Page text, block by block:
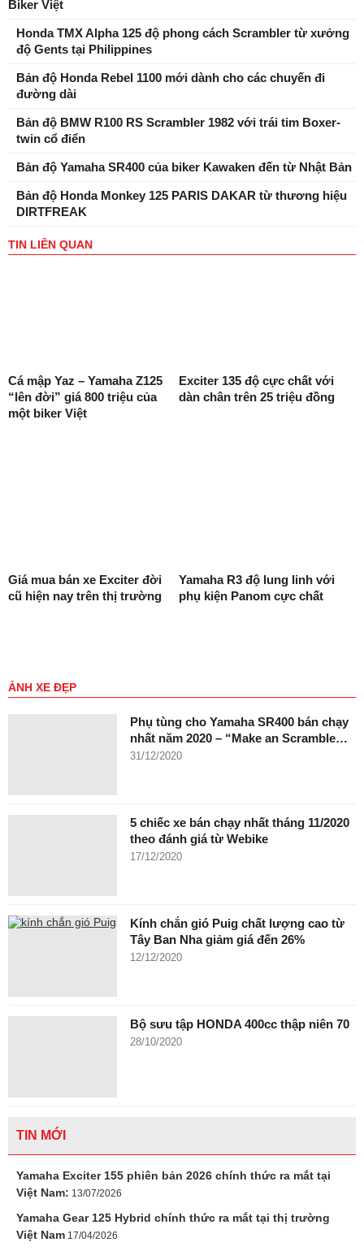
Biker Việt
Honda TMX Alpha 125 độ phong cách Scrambler từ xưởng
độ Gents tại Philippines
Bản độ Honda Rebel 1100 mới dành cho các chuyến đi
đường dài
Bản độ BMW R100 RS Scrambler 1982 với trái tim Boxer-
twin cổ điển
Bản độ Yamaha SR400 của biker Kawaken đến từ Nhật Bản
Bản độ Honda Monkey 125 PARIS DAKAR từ thương hiệu
DIRTFREAK
TIN LIÊN QUAN
Cá mập Yaz – Yamaha Z125
“lên đời” giá 800 triệu của
một biker Việt
Exciter 135 độ cực chất với
dàn chân trên 25 triệu đồng
Giá mua bán xe Exciter đời
cũ hiện nay trên thị trường
Yamaha R3 độ lung linh với
phụ kiện Panom cực chất
ẢNH XE ĐẸP
Phụ tùng cho Yamaha SR400 bán chạy
nhất năm 2020 – “Make an Scramble…
31/12/2020
5 chiếc xe bán chạy nhất tháng 11/2020
theo đánh giá từ Webike
17/12/2020
Kính chắn gió Puig chất lượng cao từ
Tây Ban Nha giảm giá đến 26%
12/12/2020
Bộ sưu tập HONDA 400cc thập niên 70
28/10/2020
TIN MỚI
Yamaha Exciter 155 phiên bản 2026 chính thức ra mắt tại
Việt Nam: 13/07/2026
Yamaha Gear 125 Hybrid chính thức ra mắt tại thị trường
Việt Nam 17/04/2026